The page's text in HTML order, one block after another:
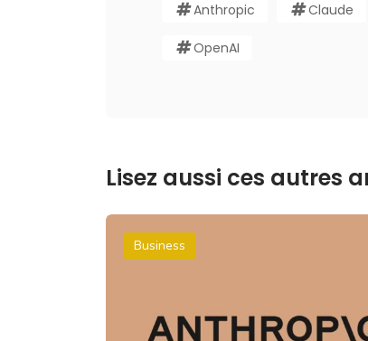
Anthropic Claude
OpenAI
Lisez aussi ces autres
Business